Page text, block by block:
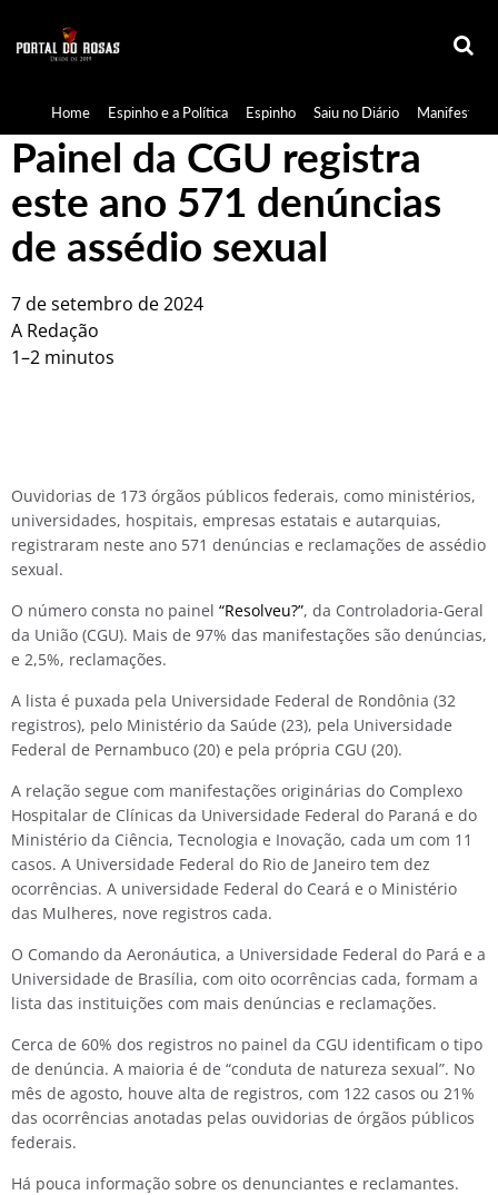
Home Espinho e a Política Espinho Saiu no Diário
Painel da CGU registra
este ano 571 denúncias
de assédio sexual
7 de setembro de 2024
A Redação
1–2 minutos
Ouvidorias de 173 órgãos públicos federais, como ministérios,
universidades, hospitais, empresas estatais e autarquias,
registraram neste ano 571 denúncias e reclamações de assédio
sexual.
O número consta no painel “Resolveu?”, da Controladoria-Geral
da União (CGU). Mais de 97% das manifestações são denúncias,
e 2,5%, reclamações.
A lista é puxada pela Universidade Federal de Rondônia (32
registros), pelo Ministério da Saúde (23), pela Universidade
Federal de Pernambuco (20) e pela própria CGU (20).
A relação segue com manifestações originárias do Complexo
Hospitalar de Clínicas da Universidade Federal do Paraná e do
Ministério da Ciência, Tecnologia e Inovação, cada um com 11
casos. A Universidade Federal do Rio de Janeiro tem dez
ocorrências. A universidade Federal do Ceará e o Ministério
das Mulheres, nove registros cada.
O Comando da Aeronáutica, a Universidade Federal do Pará e a
Universidade de Brasília, com oito ocorrências cada, formam a
lista das instituições com mais denúncias e reclamações.
Cerca de 60% dos registros no painel da CGU identificam o tipo
de denúncia. A maioria é de “conduta de natureza sexual”. No
mês de agosto, houve alta de registros, com 122 casos ou 21%
das ocorrências anotadas pelas ouvidorias de órgãos públicos
federais.
Há pouca informação sobre os denunciantes e reclamantes.